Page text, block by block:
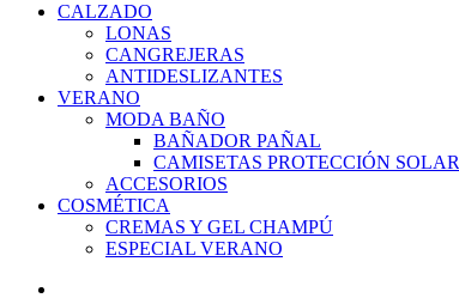
CALZADO
LONAS
CANGREJERAS
ANTIDESLIZANTES
VERANO
MODA BAÑO
BAÑADOR PAÑAL
CAMISETAS PROTECCIÓN SOLAR
ACCESORIOS
COSMÉTICA
CREMAS Y GEL CHAMPÚ
ESPECIAL VERANO